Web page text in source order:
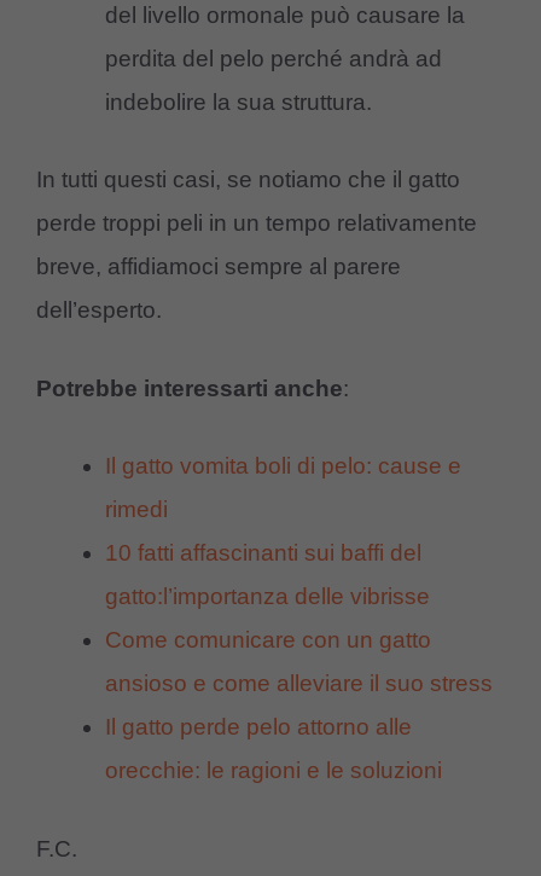
del livello ormonale può causare la
perdita del pelo perché andrà ad
indebolire la sua struttura.
In tutti questi casi, se notiamo che il gatto
perde troppi peli in un tempo relativamente
breve, affidiamoci sempre al parere
dell’esperto.
Potrebbe interessarti anche:
Il gatto vomita boli di pelo: cause e
rimedi
10 fatti affascinanti sui baffi del
gatto:l’importanza delle vibrisse
Come comunicare con un gatto
ansioso e come alleviare il suo stress
Il gatto perde pelo attorno alle
orecchie: le ragioni e le soluzioni
F.C.